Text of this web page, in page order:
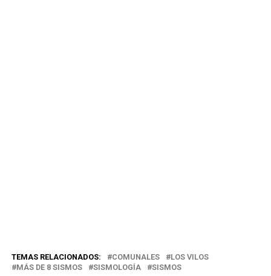
TEMAS RELACIONADOS: COMUNALES
LOS VILOS
MÁS DE 8 SISMOS
SISMOLOGÍA SISMOS